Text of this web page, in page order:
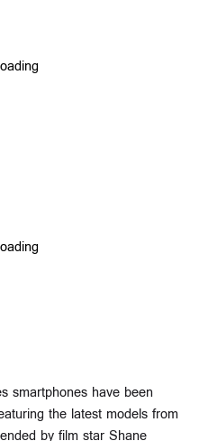
smartphones have been
the latest models from
by film star Shane